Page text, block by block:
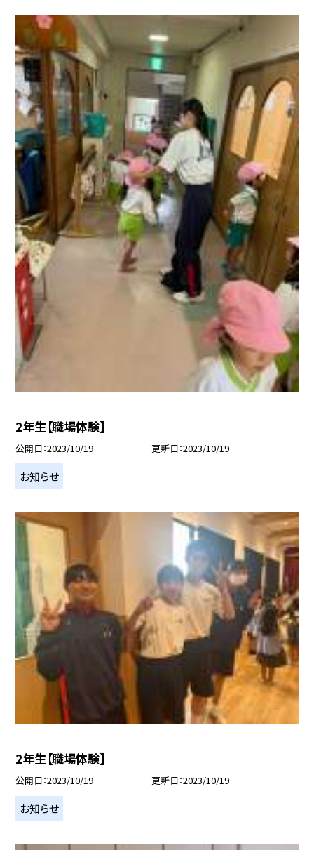
2年生【職場体験】
公開日 2023/10/19 更新日 2023/10/19
お知らせ
2年生【職場体験】
公開日 2023/10/19 更新日 2023/10/19
お知らせ